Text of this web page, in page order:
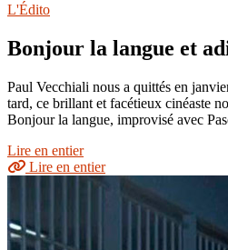
L'Édito
Bonjour la langue et
Paul Vecchiali nous a quittés en
tard, ce brillant et facétieux cinéaste
Bonjour la langue, improvisé avec
Lire en entier
Lire en entier